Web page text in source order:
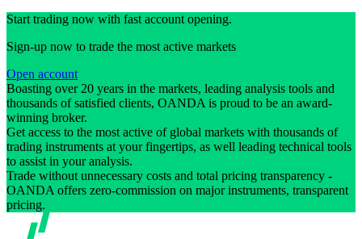
Start trading now with fast account opening.
Sign-up now to trade the most active markets
Open account
Boasting over 20 years in the markets, leading analysis tools and
thousands of satisfied clients, OANDA is proud to be an award-
winning broker.
Get access to the most active of global markets with thousands of
trading instruments at your fingertips, as well leading technical tools
to assist in your analysis.
Trade without unnecessary costs and total pricing transparency -
OANDA offers zero-commission on major instruments, transparent
pricing.